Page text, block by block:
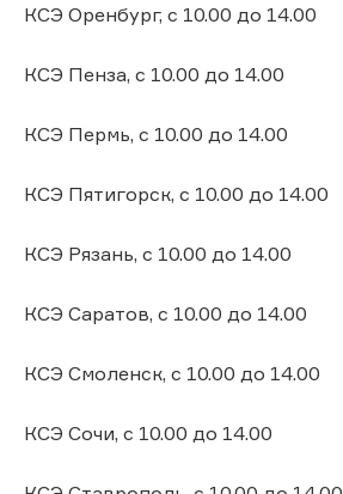
КСЭ Оренбург, с 10.00 до 14.00
КСЭ Пенза, с 10.00 до 14.00
КСЭ Пермь, с 10.00 до 14.00
КСЭ Пятигорск, с 10.00 до 14.00
КСЭ Рязань, с 10.00 до 14.00
КСЭ Саратов, с 10.00 до 14.00
КСЭ Смоленск, с 10.00 до 14.00
КСЭ Сочи, с 10.00 до 14.00